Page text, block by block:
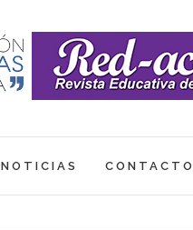
NOTICIAS CONTACTO